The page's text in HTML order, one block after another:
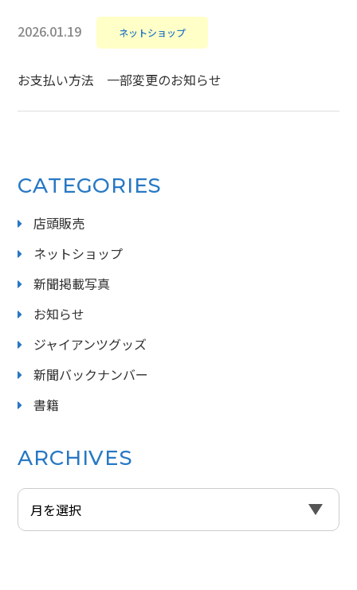
2026.01.19 ネットショップ
お支払い方法 一部変更のお知らせ
CATEGORIES
店頭販売
ネットショップ
新聞掲載写真
お知らせ
ジャイアンツグッズ
新聞バックナンバー
書籍
ARCHIVES